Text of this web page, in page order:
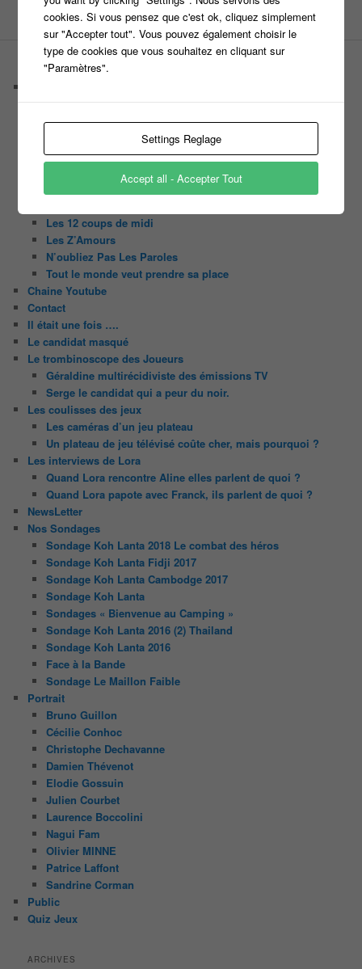
tournage tv W9
PAGES
C’est quoi un casteur ?
C’est quoi un directeur de casting ?
Motus
C’est quoi un casting ?
Les 12 coups de midi
Les Z’Amours
N’oubliez Pas Les Paroles
Tout le monde veut prendre sa place
Chaine Youtube
Contact
Il était une fois ….
Le candidat masqué
Le trombinoscope des Joueurs
Géraldine multirécidiviste des émissions TV
Serge le candidat qui a peur du noir.
Les coulisses des jeux
Les caméras d’un jeu plateau
Un plateau de jeu télévisé coûte cher, mais pourquoi ?
Les interviews de Lora
Quand Lora rencontre Aline elles parlent de quoi ?
Quand Lora papote avec Franck, ils parlent de quoi ?
NewsLetter
Nos Sondages
Sondage Koh Lanta 2018 Le combat des héros
Sondage Koh Lanta Fidji 2017
Sondage Koh Lanta Cambodge 2017
Sondage Koh Lanta
Sondages « Bienvenue au Camping »
Sondage Koh Lanta 2016 (2) Thailand
Sondage Koh Lanta 2016
Face à la Bande
Sondage Le Maillon Faible
Portrait
Bruno Guillon
Cécilie Conhoc
Christophe Dechavanne
Damien Thévenot
Elodie Gossuin
Julien Courbet
Laurence Boccolini
Nagui Fam
Olivier MINNE
Patrice Laffont
Sandrine Corman
Public
Quiz Jeux
ARCHIVES
cookies. Si vous pensez que c'est ok, cliquez simplement
sur "Accepter tout". Vous pouvez également choisir le
type de cookies que vous souhaitez en cliquant sur
"Paramètres".
Settings Reglage
Accept all - Accepter Tout